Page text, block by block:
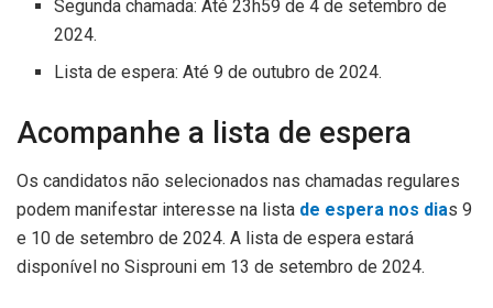
Segunda chamada: Até 23h59 de 4 de setembro de
2024.
Lista de espera: Até 9 de outubro de 2024.
Acompanhe a lista de espera
Os candidatos não selecionados nas chamadas regulares
podem manifestar interesse na lista de espera nos dias 9
e 10 de setembro de 2024. A lista de espera estará
disponível no Sisprouni em 13 de setembro de 2024.